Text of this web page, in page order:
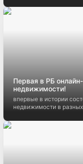
Первая в РБ
недвижимости!
впервые в истории
недвижимости в